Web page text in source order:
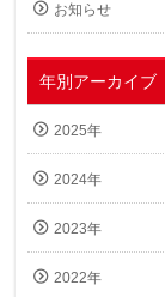
お知らせ
年別アーカイブ
2025年
2024年
2023年
2022年